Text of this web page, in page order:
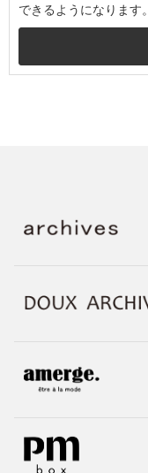
できるようになります。